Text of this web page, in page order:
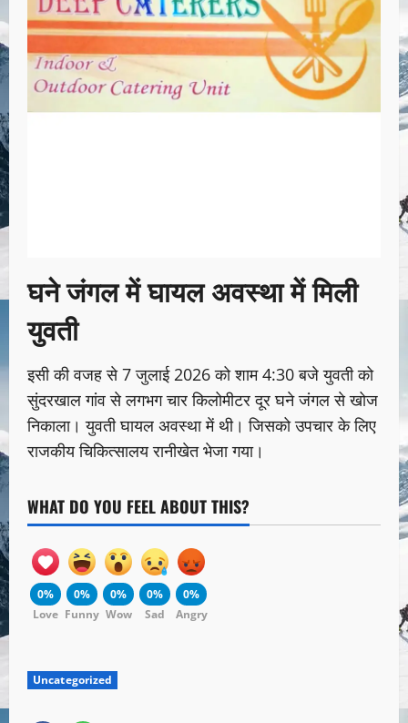
घने जंगल में घायल अवस्था में मिली
युवती
इसी की वजह से 7 जुलाई 2026 को शाम 4:30 बजे युवती को
सुंदरखाल गांव से लगभग चार किलोमीटर दूर घने जंगल से खोज
निकाला। युवती घायल अवस्था में थी। जिसको उपचार के लिए
राजकीय चिकित्सालय रानीखेत भेजा गया।
WHAT DO YOU FEEL ABOUT THIS?
0%
Love
0%
Funny
0%
Wow
0%
Sad
0%
Angry
Uncategorized